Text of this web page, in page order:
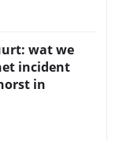
wat we
incident
in